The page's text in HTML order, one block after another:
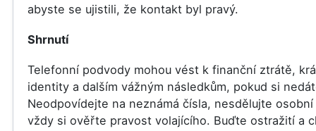
abyste se ujistili, že kontakt byl pravý.
Shrnutí
Telefonní podvody mohou vést k finanční ztrátě,
identity a dalším vážným následkům, pokud si
Neodpovídejte na neznámá čísla, nesdělujte osobní
vždy si ověřte pravost volajícího. Buďte ostražití a